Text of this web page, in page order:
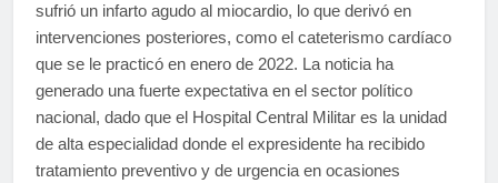
sufrió un infarto agudo al miocardio, lo que derivó en
intervenciones posteriores, como el cateterismo cardíaco
que se le practicó en enero de 2022. La noticia ha
generado una fuerte expectativa en el sector político
nacional, dado que el Hospital Central Militar es la unidad
de alta especialidad donde el expresidente ha recibido
tratamiento preventivo y de urgencia en ocasiones